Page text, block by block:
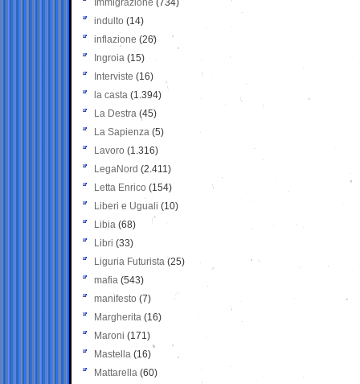
Immigrazione (734)
indulto (14)
inflazione (26)
Ingroia (15)
Interviste (16)
la casta (1.394)
La Destra (45)
La Sapienza (5)
Lavoro (1.316)
LegaNord (2.411)
Letta Enrico (154)
Liberi e Uguali (10)
Libia (68)
Libri (33)
Liguria Futurista (25)
mafia (543)
manifesto (7)
Margherita (16)
Maroni (171)
Mastella (16)
Mattarella (60)